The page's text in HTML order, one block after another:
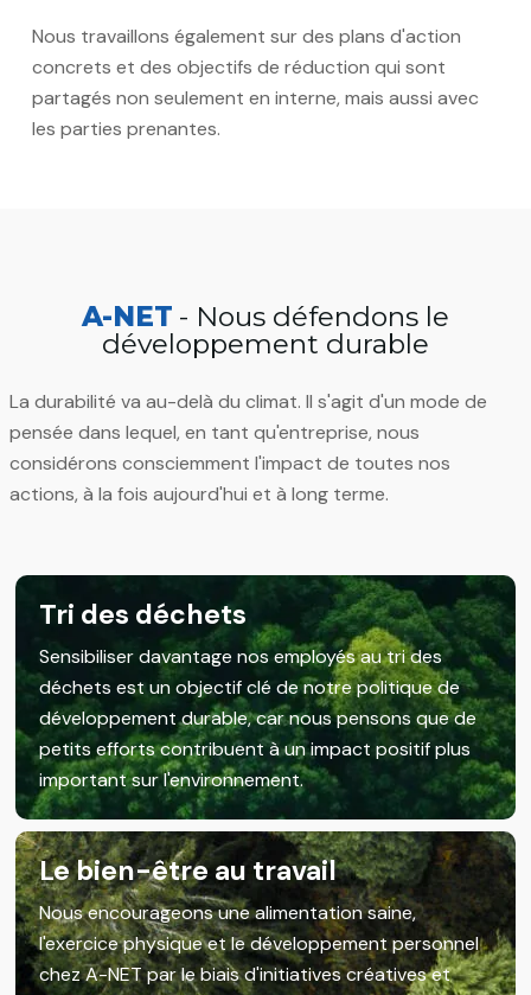
Nous travaillons également sur des plans d'action
concrets et des objectifs de réduction qui sont
partagés non seulement en interne, mais aussi avec
les parties prenantes.
A-NET - Nous défendons le
développement durable
La durabilité va au-delà du climat. Il s'agit d'un mode de
pensée dans lequel, en tant qu'entreprise, nous
considérons consciemment l'impact de toutes nos
actions, à la fois aujourd'hui et à long terme.
Tri des déchets
Sensibiliser davantage nos employés au tri des
déchets est un objectif clé de notre politique de
développement durable, car nous pensons que de
petits efforts contribuent à un impact positif plus
important sur l'environnement.
Le bien-être au travail
Nous encourageons une alimentation saine,
l'exercice physique et le développement personnel
chez A-NET par le biais d'initiatives créatives et